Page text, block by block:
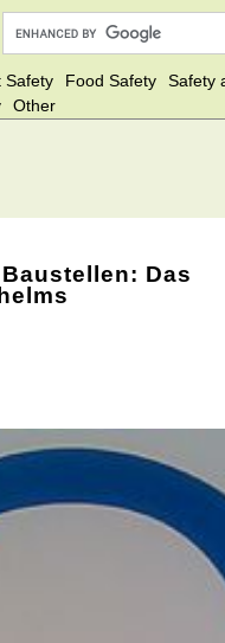
Safety Food Safety Safety
Other
Das